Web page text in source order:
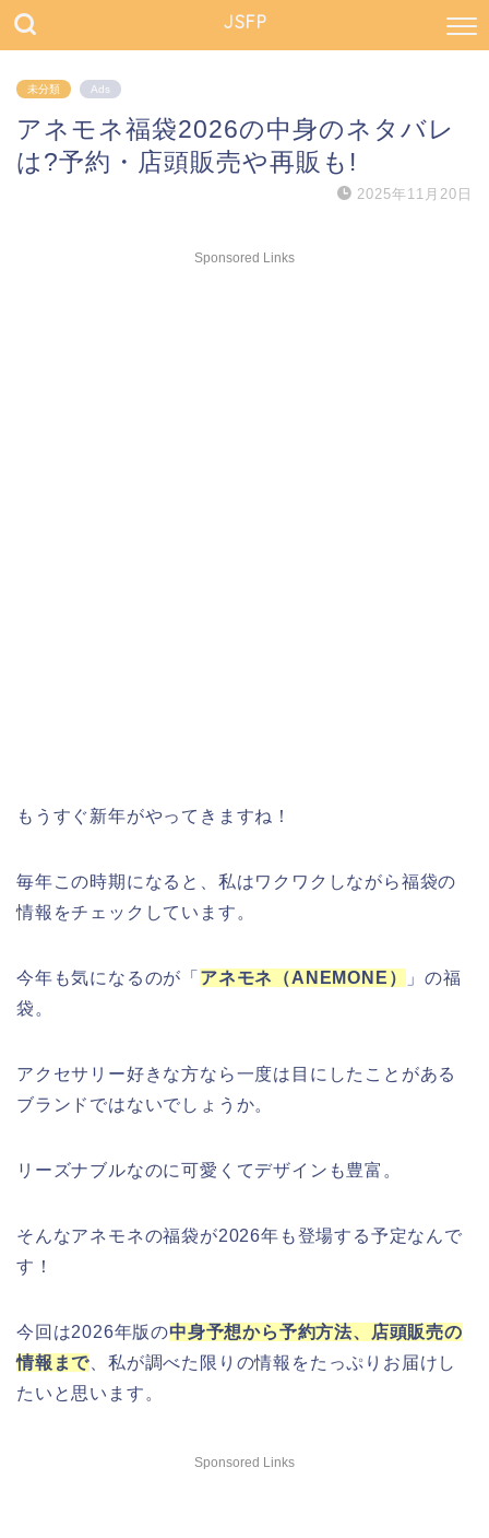
JSFP
未分類 Ads
アネモネ福袋2026の中身のネタバレ
は?予約・店頭販売や再販も!
2025年11月20日
Sponsored Links
もうすぐ新年がやってきますね！
毎年この時期になると、私はワクワクしながら福袋の
情報をチェックしています。
今年も気になるのが「 アネモネ（ANEMONE）
」の福
袋。
アクセサリー好きな方なら一度は目にしたことがある
ブランドではないでしょうか。
リーズナブルなのに可愛くてデザインも豊富。
そんなアネモネの福袋が2026年も登場する予定なんで
す！
今回は2026年版の中身予想から予約方法、店頭販売の
情報まで 、私が調べた限りの情報をたっぷりお届けし
たいと思います。
Sponsored Links